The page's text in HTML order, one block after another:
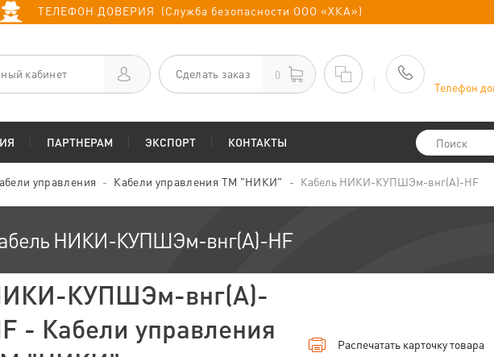
ТЕЛЕФОН ДОВЕРИЯ (Служба безопасности ООО «ХКА»)
кабинет Сделать заказ 0
Телефон
ПАРТНЕРАМ ЭКСПОРТ КОНТАКТЫ
управления Кабели управления ТМ "НИКИ" Кабель НИКИ-КУПШЭм-внг(А)-HF
НИКИ-КУПШЭм-внг(А)-HF
КУПШЭм-внг(А)-
- Кабели управления
Распечатать карточку товара